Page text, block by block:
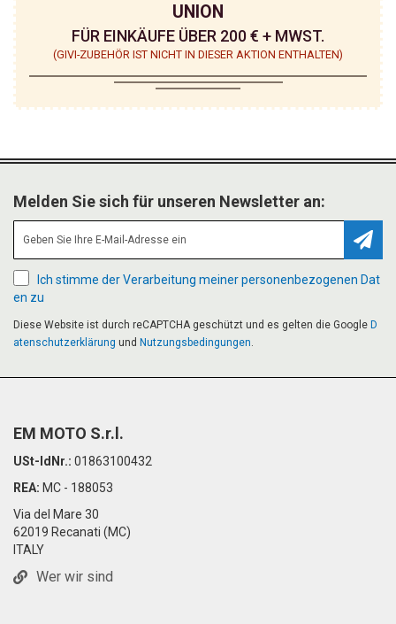
UNION
FÜR EINKÄUFE ÜBER 200 € + MWST.
(GIVI-ZUBEHÖR IST NICHT IN DIESER AKTION ENTHALTEN)
Melden Sie sich für unseren Newsletter an:
Ich stimme der Verarbeitung meiner personenbezogenen Dat
en zu
Diese Website ist durch reCAPTCHA geschützt und es gelten die Google D
atenschutzerklärung und Nutzungsbedingungen.
EM MOTO S.r.l.
USt-IdNr.: 01863100432
REA: MC - 188053
Via del Mare 30
62019 Recanati (MC)
ITALY
Wer wir sind